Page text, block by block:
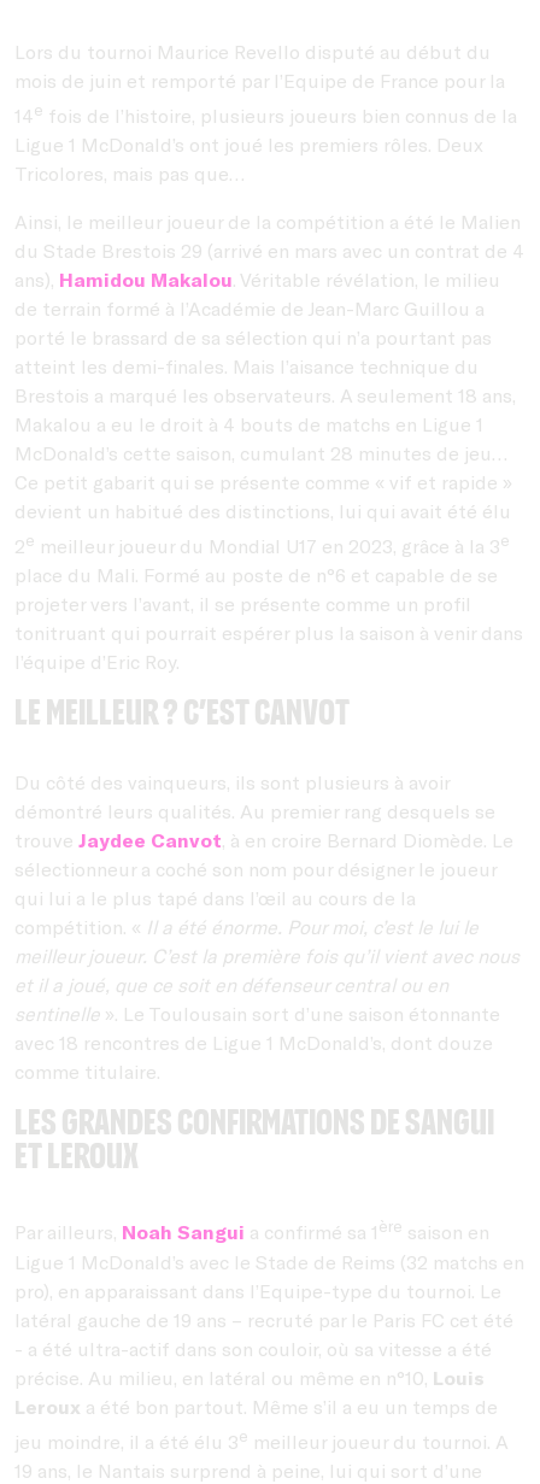
Lors du tournoi Maurice Revello disputé au début du
mois de juin et remporté par l’Equipe de France pour la
14e fois de l’histoire, plusieurs joueurs bien connus de la
Ligue 1 McDonald’s ont joué les premiers rôles. Deux
Tricolores, mais pas que…
Ainsi, le meilleur joueur de la compétition a été le Malien
du Stade Brestois 29 (arrivé en mars avec un contrat de 4
ans), Hamidou Makalou. Véritable révélation, le milieu
de terrain formé à l’Académie de Jean-Marc Guillou a
porté le brassard de sa sélection qui n’a pourtant pas
atteint les demi-finales. Mais l’aisance technique du
Brestois a marqué les observateurs. A seulement 18 ans,
Makalou a eu le droit à 4 bouts de matchs en Ligue 1
McDonald’s cette saison, cumulant 28 minutes de jeu…
Ce petit gabarit qui se présente comme « vif et rapide »
devient un habitué des distinctions, lui qui avait été élu
2e meilleur joueur du Mondial U17 en 2023, grâce à la 3e
place du Mali. Formé au poste de n°6 et capable de se
projeter vers l’avant, il se présente comme un profil
tonitruant qui pourrait espérer plus la saison à venir dans
l’équipe d’Eric Roy.
Le meilleur ? C’est Canvot
Du côté des vainqueurs, ils sont plusieurs à avoir
démontré leurs qualités. Au premier rang desquels se
trouve Jaydee Canvot, à en croire Bernard Diomède. Le
sélectionneur a coché son nom pour désigner le joueur
qui lui a le plus tapé dans l’œil au cours de la
compétition. « Il a été énorme. Pour moi, c’est le lui le
meilleur joueur. C’est la première fois qu’il vient avec nous
et il a joué, que ce soit en défenseur central ou en
sentinelle ». Le Toulousain sort d’une saison étonnante
avec 18 rencontres de Ligue 1 McDonald’s, dont douze
comme titulaire.
Les grandes confirmations de Sangui
et Leroux
Par ailleurs, Noah Sangui a confirmé sa 1ère saison en
Ligue 1 McDonald’s avec le Stade de Reims (32 matchs en
pro), en apparaissant dans l’Equipe-type du tournoi. Le
latéral gauche de 19 ans – recruté par le Paris FC cet été
- a été ultra-actif dans son couloir, où sa vitesse a été
précise. Au milieu, en latéral ou même en n°10, Louis
Leroux a été bon partout. Même s’il a eu un temps de
jeu moindre, il a été élu 3e meilleur joueur du tournoi. A
19 ans, le Nantais surprend à peine, lui qui sort d’une